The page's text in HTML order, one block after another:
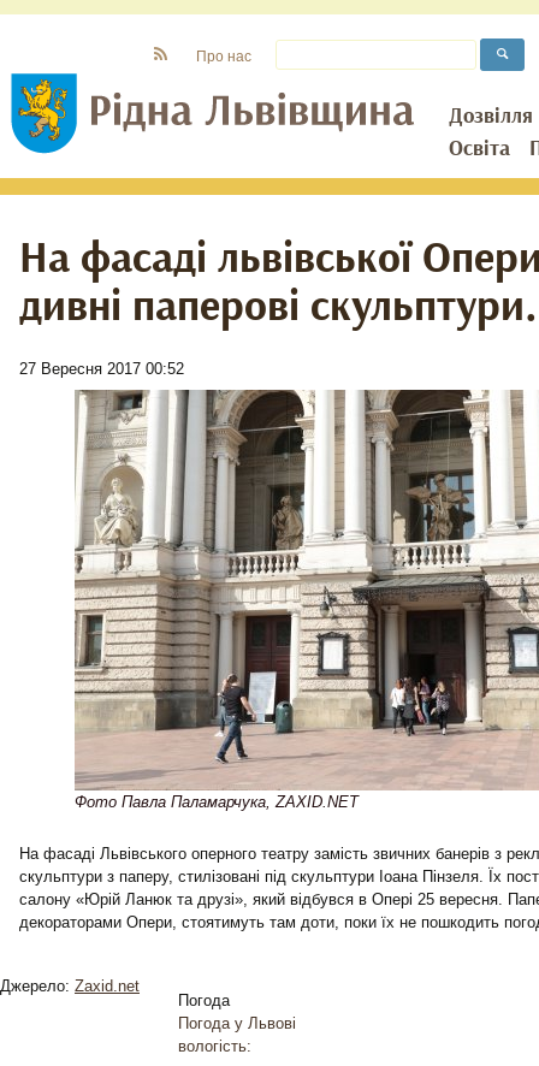
Дозвілля
Освіта
Про нас
На фасаді львівської
дивні паперові скульптури.
27 Вересня 2017 00:52
Фото Павла Паламарчука, ZAXID.NET
На фасаді Львівського оперного театру замість звичних банерів з
скульптури з паперу, стилізовані під скульптури Іоана Пінзеля. Їх
салону «Юрій Ланюк та друзі», який відбувся в Опері 25 вересня.
декораторами Опери, стоятимуть там доти, поки їх не пошкодить
Джерело: Zaxid.net
Погода
Погода у Львові
вологість: